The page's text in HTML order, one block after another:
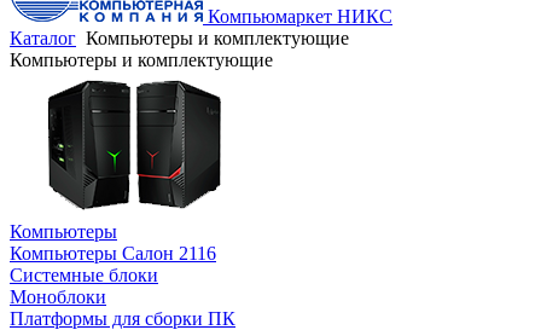
Компьюмаркет НИКС
Каталог Компьютеры и комплектующие
Компьютеры и комплектующие
Компьютеры
Компьютеры Салон 2116
Системные блоки
Моноблоки
Платформы для сборки ПК